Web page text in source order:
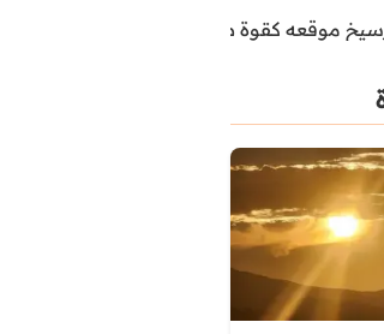
موقعه كقوة طاقية إقليمية